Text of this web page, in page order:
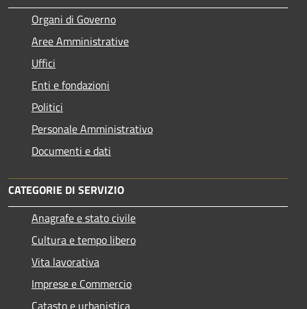
Organi di Governo
Aree Amministrative
Uffici
Enti e fondazioni
Politici
Personale Amministrativo
Documenti e dati
CATEGORIE DI SERVIZIO
Anagrafe e stato civile
Cultura e tempo libero
Vita lavorativa
Imprese e Commercio
Catasto e urbanistica